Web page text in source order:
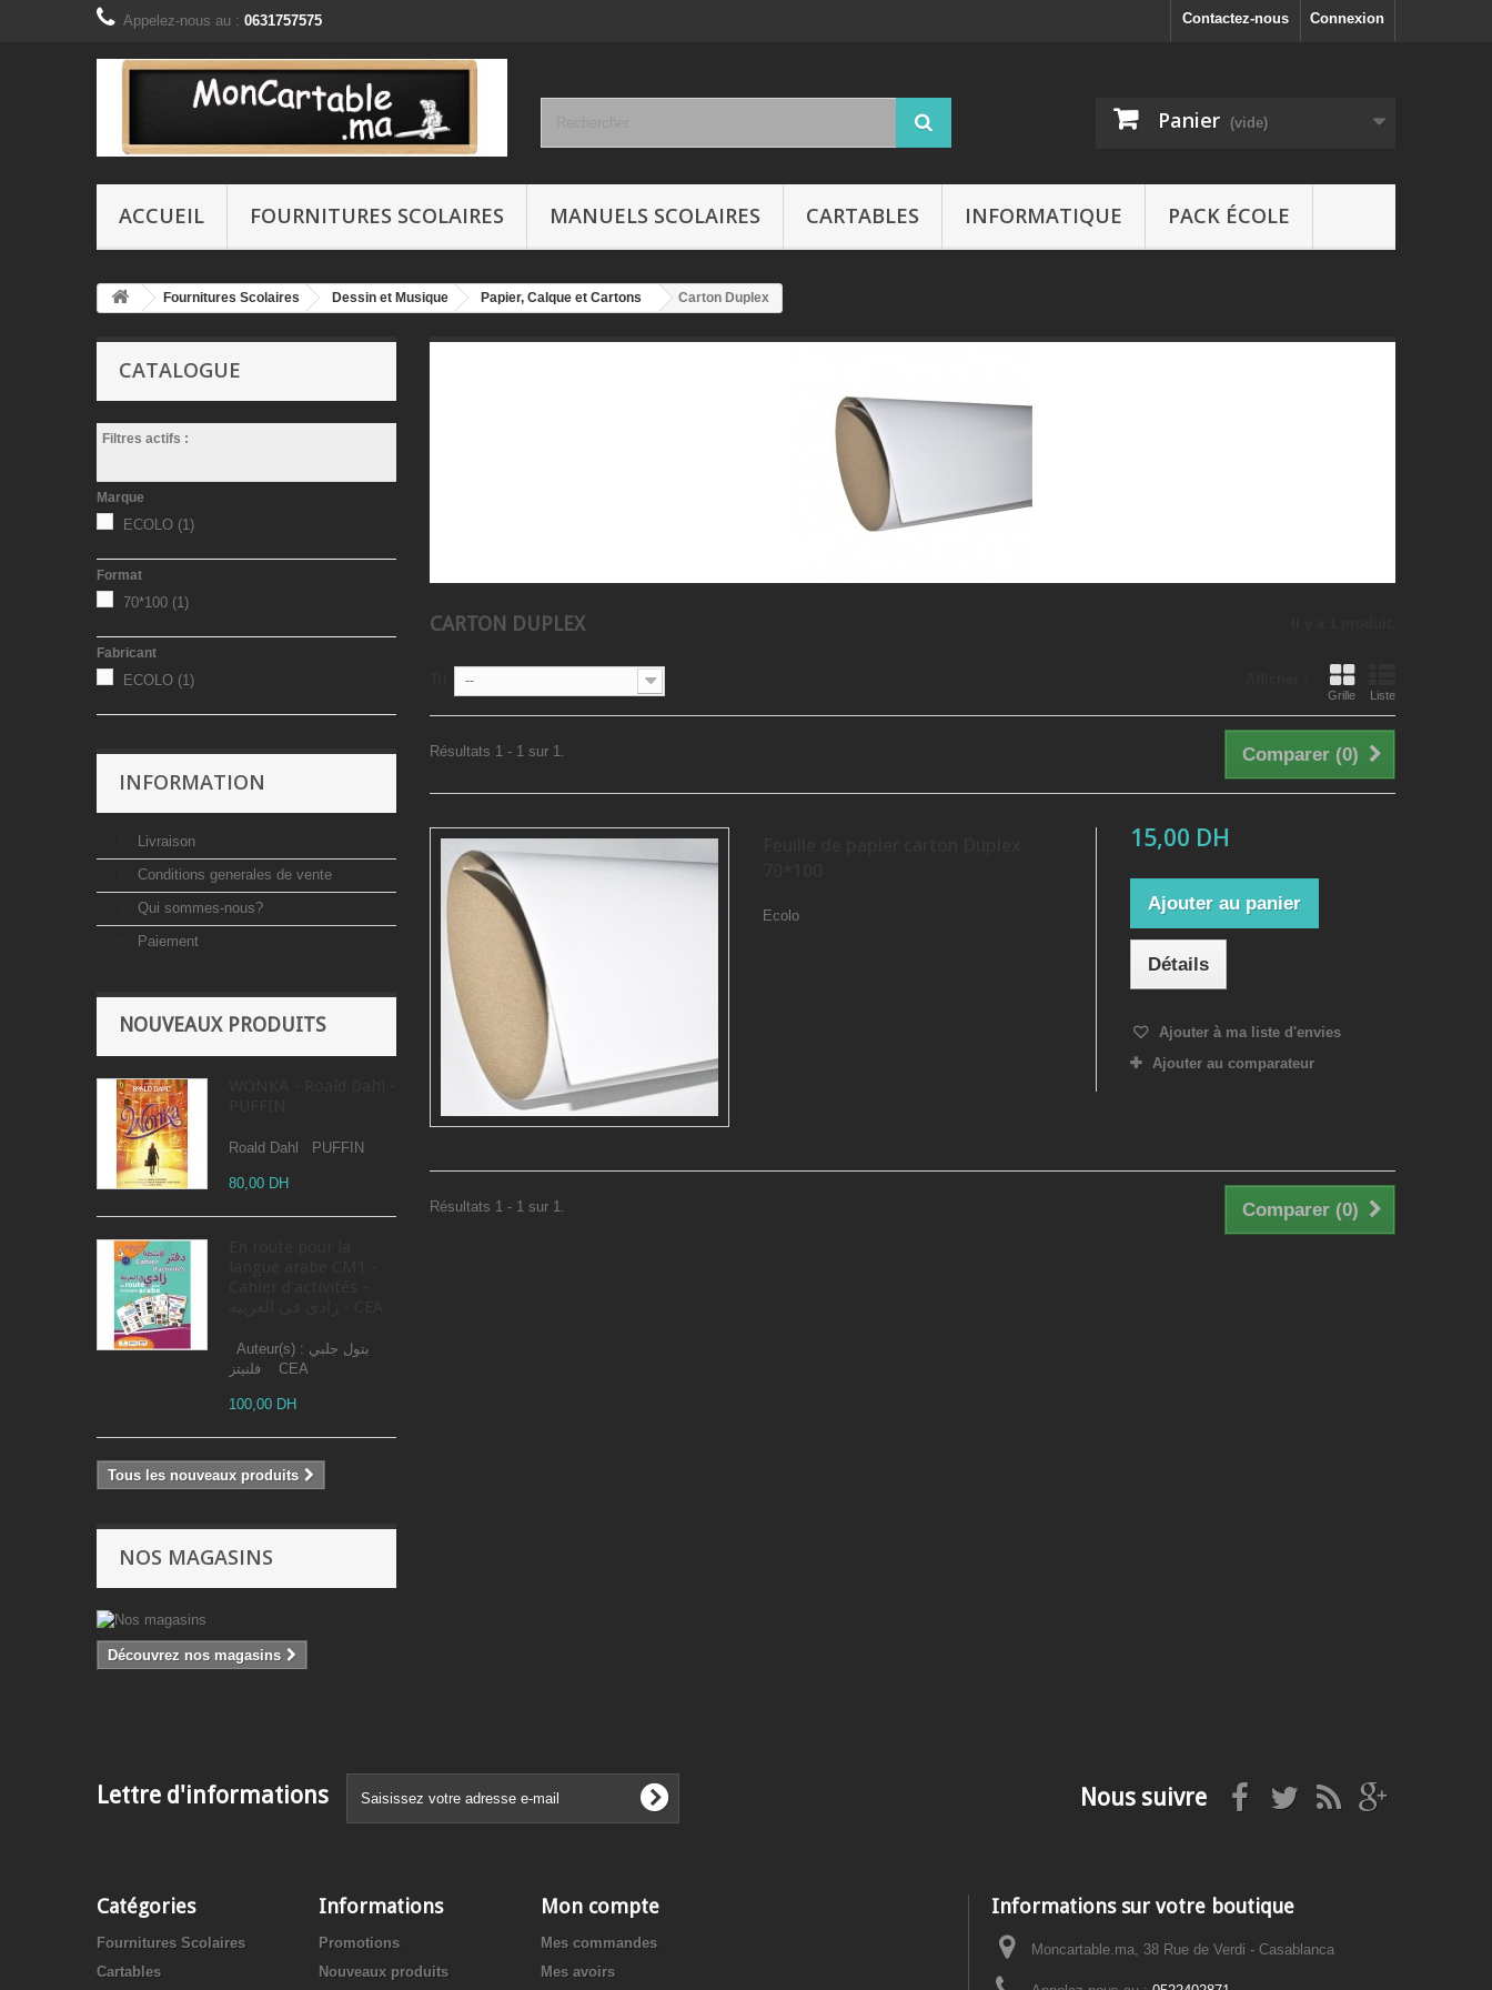
Connexion
Contactez-nous
Appelez-nous au : 0631757575
Panier (vide)
ACCUEIL FOURNITURES SCOLAIRES MANUELS SCOLAIRES CARTABLES INFORMATIQUE PACK ÉCOLE
Fournitures Scolaires Dessin et Musique Papier, Calque et Cartons Carton Duplex
CATALOGUE
Filtres actifs :
Marque
ECOLO (1)
Format
70*100 (1)
Fabricant
ECOLO (1)
INFORMATION
Livraison
Conditions generales de vente
Qui sommes-nous?
Paiement
NOUVEAUX PRODUITS
Roald Dahl PUFFIN
80,00 DH
Auteur(s) : بتول جلبي
فلنيتز CEA
100,00 DH
Tous les nouveaux produits
NOS MAGASINS
Découvrez nos magasins
CARTON DUPLEX
Grille Liste
--
Comparer (0)
Résultats 1 - 1 sur 1.
Ecolo
15,00 DH
Ajouter au panier
Détails
Ajouter à ma liste d'envies
Ajouter au comparateur
Comparer (0)
Résultats 1 - 1 sur 1.
Lettre d'informations Nous suivre
Catégories
Fournitures Scolaires
Cartables
Informations
Promotions
Nouveaux produits
Mon compte
Mes commandes
Mes avoirs
Informations sur votre boutique
Moncartable.ma, 38 Rue de Verdi - Casablanca